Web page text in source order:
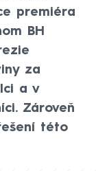
premiéra
BH
za
a v
Zároveň
této